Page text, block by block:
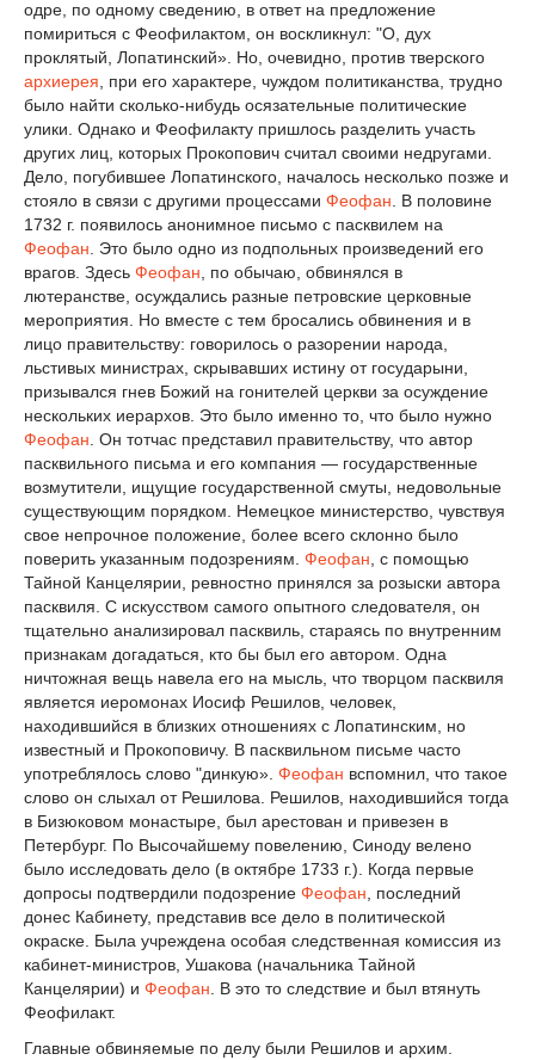
одре, по одному сведению, в ответ на предложение
помириться с Феофилактом, он воскликнул: "О, дух
проклятый, Лопатинский». Но, очевидно, против тверского
архиерея, при его характере, чуждом политиканства, трудно
было найти сколько-нибудь осязательные политические
улики. Однако и Феофилакту пришлось разделить участь
других лиц, которых Прокопович считал своими недругами.
Дело, погубившее Лопатинского, началось несколько позже и
стояло в связи с другими процессами Феофан. В половине
1732 г. появилось анонимное письмо с пасквилем на
Феофан. Это было одно из подпольных произведений его
врагов. Здесь Феофан, по обычаю, обвинялся в
лютеранстве, осуждались разные петровские церковные
мероприятия. Но вместе с тем бросались обвинения и в
лицо правительству: говорилось о разорении народа,
льстивых министрах, скрывавших истину от государыни,
призывался гнев Божий на гонителей церкви за осуждение
нескольких иерархов. Это было именно то, что было нужно
Феофан. Он тотчас представил правительству, что автор
пасквильного письма и его компания — государственные
возмутители, ищущие государственной смуты, недовольные
существующим порядком. Немецкое министерство, чувствуя
свое непрочное положение, более всего склонно было
поверить указанным подозрениям. Феофан, с помощью
Тайной Канцелярии, ревностно принялся за розыски автора
пасквиля. С искусством самого опытного следователя, он
тщательно анализировал пасквиль, стараясь по внутренним
признакам догадаться, кто бы был его автором. Одна
ничтожная вещь навела его на мысль, что творцом пасквиля
является иеромонах Иосиф Решилов, человек,
находившийся в близких отношениях с Лопатинским, но
известный и Прокоповичу. В пасквильном письме часто
употреблялось слово "динкую». Феофан вспомнил, что такое
слово он слыхал от Решилова. Решилов, находившийся тогда
в Бизюковом монастыре, был арестован и привезен в
Петербург. По Высочайшему повелению, Синоду велено
было исследовать дело (в октябре 1733 г.). Когда первые
допросы подтвердили подозрение Феофан, последний
донес Кабинету, представив все дело в политической
окраске. Была учреждена особая следственная комиссия из
кабинет-министров, Ушакова (начальника Тайной
Канцелярии) и Феофан. В это то следствие и был втянуть
Феофилакт.
Главные обвиняемые по делу были Решилов и архим.